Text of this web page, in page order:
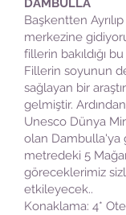
DAMBULLA
Başkentten
merkezine
fillerin bakıldığı
Fillerin soyunun
sağlayan bir
gelmiştir.
Unesco Dünya
olan Dambulla'ya
metredeki 5
göreceklerimiz
etkileyecek..
Konaklama: 4*